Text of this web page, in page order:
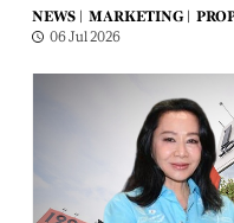
NEWS | MARKETING |
06 Jul 2026